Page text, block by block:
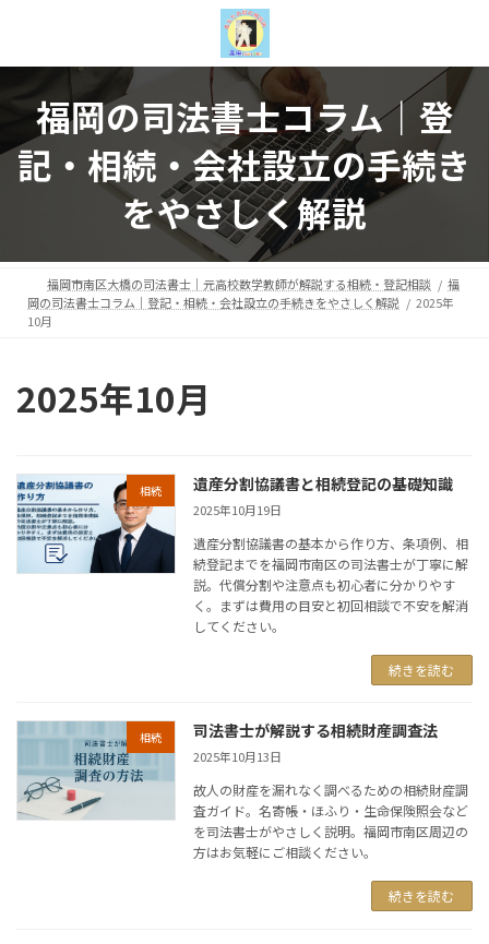
テ
ス
ゲ
ン
福岡の司法書士コラム｜登
記・相続・会社設立の手続き
をやさしく解説
福岡市南区大橋の司法書士｜元高校数学教師が解説する相続・登記相談
福
岡の司法書士コラム｜登記・相続・会社設立の手続きをやさしく解説
2025年
10月
2025年10月
相続 遺産分割協議書と相続登記の基礎知識
2025年10月19日
遺産分割協議書の基本から作り方、条項例、相
続登記までを福岡市南区の司法書士が丁寧に解
説。代償分割や注意点も初心者に分かりやす
く。まずは費用の目安と初回相談で不安を解消
してください。
続きを読む
相続 司法書士が解説する相続財産調査法
2025年10月13日
故人の財産を漏れなく調べるための相続財産調
査ガイド。名寄帳・ほふり・生命保険照会など
を司法書士がやさしく説明。福岡市南区周辺の
方はお気軽にご相談ください。
続きを読む